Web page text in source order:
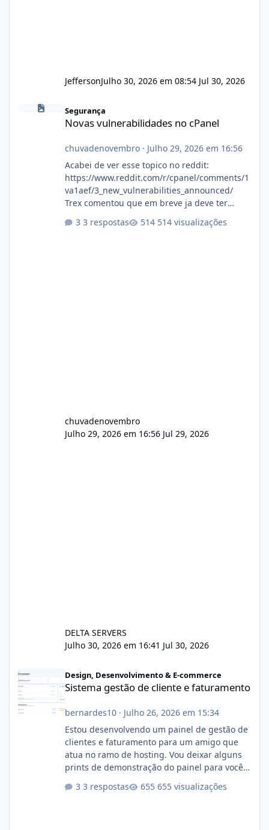
JeffersonJulho 30, 2026 em 08:54 Jul 30, 2026
Novas vulnerabilidades no cPanel
Segurança
Novas vulnerabilidades no cPanel
chuvadenovembro· Julho 29, 2026 em 16:56
Acabei de ver esse topico no reddit:
https://www.reddit.com/r/cpanel/comments/1
va1aef/3_new_vulnerabilities_announced/
Trex comentou que em breve ja deve ter
3 respostas 514 visualizações
chuvadenovembro
Julho 29, 2026 em 16:56 Jul 29, 2026
DELTA SERVERS
Julho 30, 2026 em 16:41 Jul 30, 2026
Design, Desenvolvimento & E-commerce
Sistema gestão de cliente e faturamento
bernardes10· Julho 26, 2026 em 15:34
Estou desenvolvendo um painel de gestão de
clientes e faturamento para um amigo que
atua no ramo de hosting. Vou deixar alguns
prints de demonstração do painel para vocês
com cerca de 80% concluído e conta com
3 respostas 655 visualizações